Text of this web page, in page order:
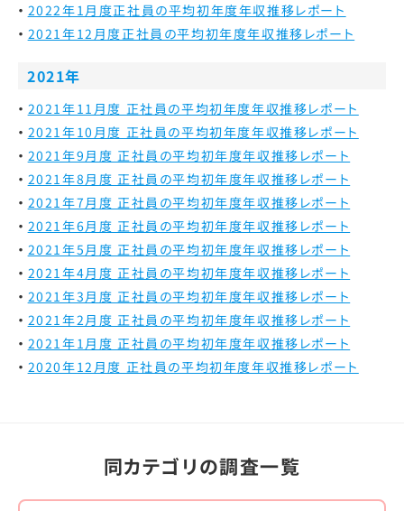
2022年1月度正社員の平均初年度年収推移レポート
2021年12月度正社員の平均初年度年収推移レポート
2021年
2021年11月度 正社員の平均初年度年収推移レポート
2021年10月度 正社員の平均初年度年収推移レポート
2021年9月度 正社員の平均初年度年収推移レポート
2021年8月度 正社員の平均初年度年収推移レポート
2021年7月度 正社員の平均初年度年収推移レポート
2021年6月度 正社員の平均初年度年収推移レポート
2021年5月度 正社員の平均初年度年収推移レポート
2021年4月度 正社員の平均初年度年収推移レポート
2021年3月度 正社員の平均初年度年収推移レポート
2021年2月度 正社員の平均初年度年収推移レポート
2021年1月度 正社員の平均初年度年収推移レポート
2020年12月度 正社員の平均初年度年収推移レポート
同カテゴリの調査一覧